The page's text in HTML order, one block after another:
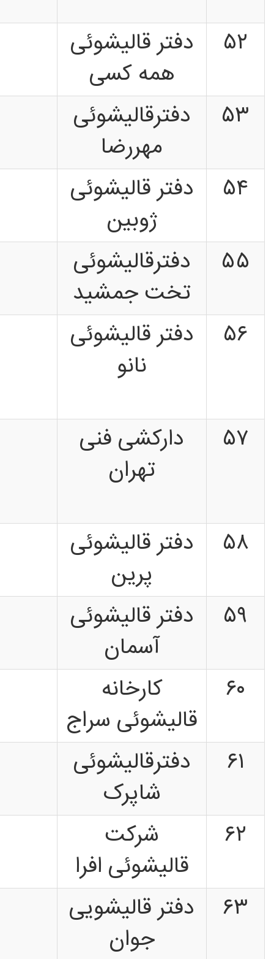
۵۲
دفتر قالیشوئی
همه کسی
۵۳
دفترقالیشوئی
مهررضا
۵۴
دفتر قالیشوئی
ژوبین
۵۵
دفترقالیشوئی
تخت جمشید
۵۶
دفتر قالیشوئی
نانو
۵۷
دارکشی فنی
تهران
۵۸
دفتر قالیشوئی
پرین
۵۹
دفتر قالیشوئی
آسمان
۶۰
کارخانه
قالیشوئی سراج
۶۱
دفترقالیشوئی
شاپرک
۶۲
شرکت
قالیشوئی افرا
۶۳
دفتر قالیشویی
جوان